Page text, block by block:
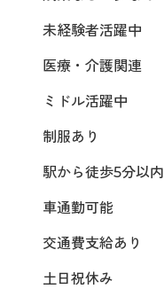
未経験者活躍中
医療・介護関連
ミドル活躍中
制服あり
駅から徒歩5分以内
車通勤可能
交通費支給あり
土日祝休み